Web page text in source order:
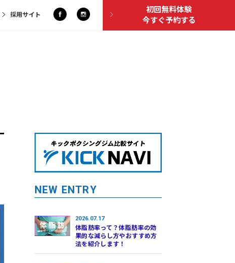
採用サイト
初回無料体験
今すぐ予約する
NEW ENTRY
2026.07.17
体脂肪率って？体脂肪率の効
果的な減らし方やおすすめ方
法を紹介します！